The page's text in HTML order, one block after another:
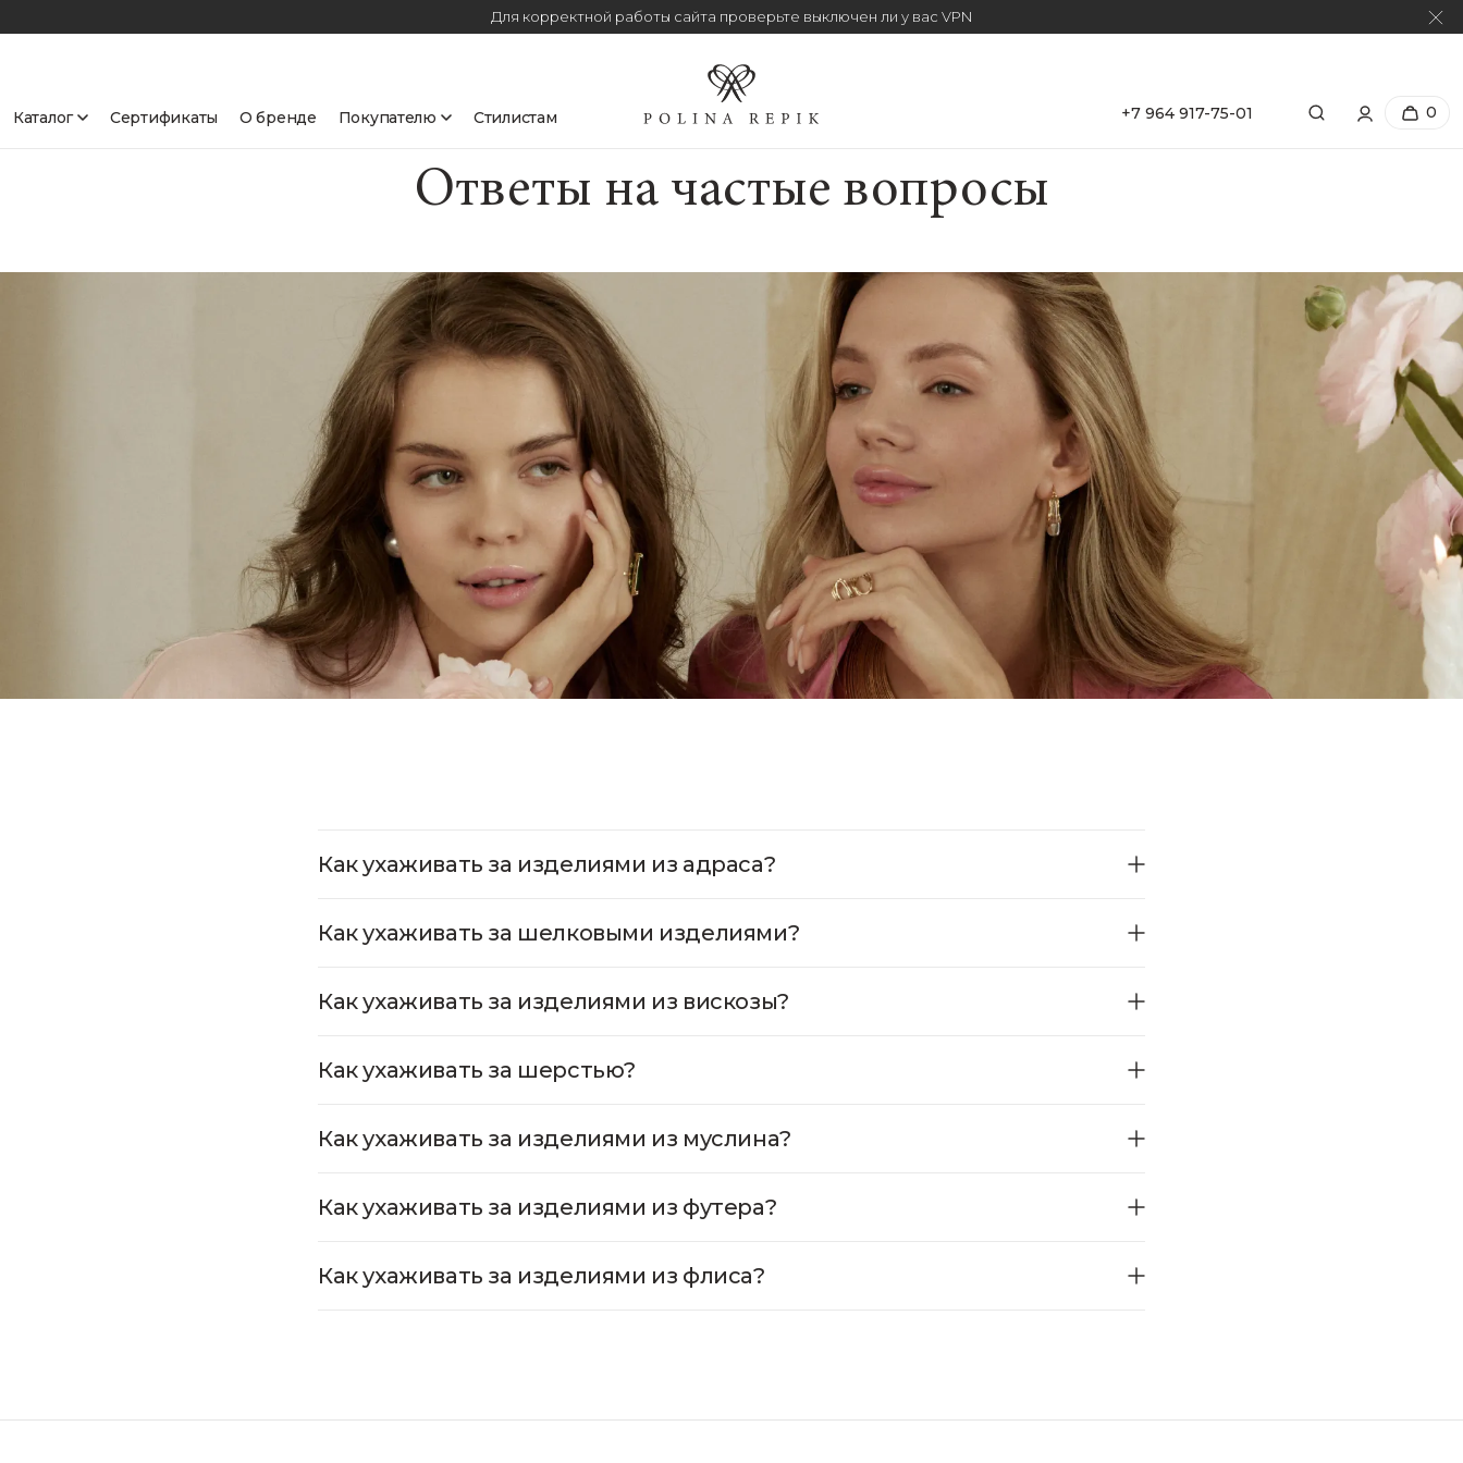
Для корректной работы сайта проверьте выключен ли у вас VPN
Каталог Сертификаты О бренде Покупателю Стилистам +7 964 917-75-01 0
Ответы на частые вопросы
Как ухаживать за изделиями из адраса?
Как ухаживать за шелковыми изделиями?
Как ухаживать за изделиями из вискозы?
Как ухаживать за шерстью?
Как ухаживать за изделиями из муслина?
Как ухаживать за изделиями из футера?
Как ухаживать за изделиями из флиса?